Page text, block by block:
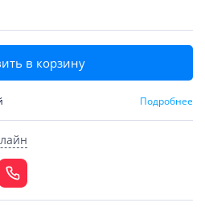
в корзину
Подробнее